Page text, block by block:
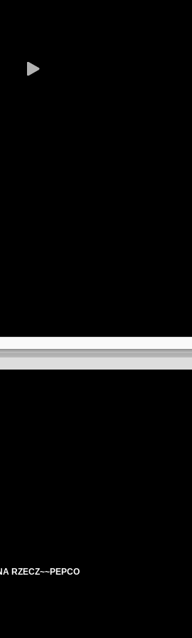
RZECZ~~PEPCO